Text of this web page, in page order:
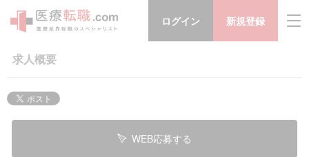
ログイン 新規登録
求人概要
WEB応募する